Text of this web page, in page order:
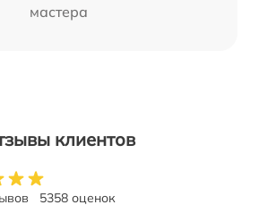
мастера
клиентов
5358 оценок